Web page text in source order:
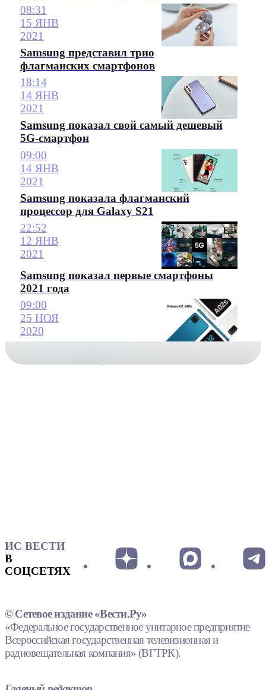
08:31
15 ЯНВ
2021
Samsung представил трио
флагманских смартфонов
18:14
14 ЯНВ
2021
Samsung показал свой самый дешевый
5G-смартфон
09:00
14 ЯНВ
2021
Samsung показала флагманский
процессор для Galaxy S21
22:52
12 ЯНВ
2021
Samsung показал первые смартфоны
2021 года
09:00
25 НОЯ
2020
ИС ВЕСТИ
В
СОЦСЕТЯХ
© Сетевое издание «Вести.Ру»
«Федеральное государственное унитарное предприятие
Всероссийская государственная телевизионная и
радиовещательная компания» (ВГТРК).